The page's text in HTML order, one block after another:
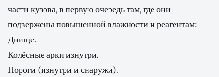
части кузова, в первую очередь там, где они
подвержены повышенной влажности и реагентам:
Днище.
Колёсные арки изнутри.
Пороги (изнутри и снаружи).